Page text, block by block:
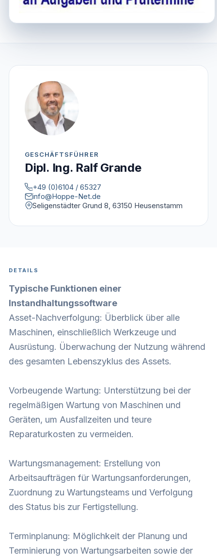
GESCHÄFTSFÜHRER
Dipl. Ing. Ralf Grande
+49 (0)6104 / 65327
info@Hoppe-Net.de
Seligenstädter Grund 8, 63150 Heusenstamm
DETAILS
Typische Funktionen einer
Instandhaltungssoftware
Asset-Nachverfolgung: Überblick über alle
Maschinen, einschließlich Werkzeuge und
Ausrüstung. Überwachung der Nutzung während
des gesamten Lebenszyklus des Assets.
Vorbeugende Wartung: Unterstützung bei der
regelmäßigen Wartung von Maschinen und
Geräten, um Ausfallzeiten und teure
Reparaturkosten zu vermeiden.
Wartungsmanagement: Erstellung von
Arbeitsaufträgen für Wartungsanforderungen,
Zuordnung zu Wartungsteams und Verfolgung
des Status bis zur Fertigstellung.
Terminplanung: Möglichkeit der Planung und
Terminierung von Wartungsarbeiten sowie der